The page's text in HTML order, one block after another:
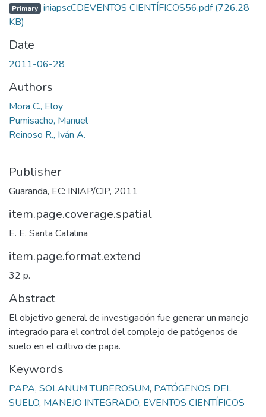
Primary iniapscCDEVENTOS CIENTÍFICOS56.pdf(726.28
KB)
Date
2011-06-28
Authors
Mora C., Eloy
Pumisacho, Manuel
Reinoso R., Iván A.
Publisher
Guaranda, EC: INIAP/CIP, 2011
item.page.coverage.spatial
E. E. Santa Catalina
item.page.format.extend
32 p.
Abstract
El objetivo general de investigación fue generar un manejo
integrado para el control del complejo de patógenos de
suelo en el cultivo de papa.
Keywords
PAPA, SOLANUM TUBEROSUM, PATÓGENOS DEL
SUELO, MANEJO INTEGRADO, EVENTOS CIENTÍFICOS